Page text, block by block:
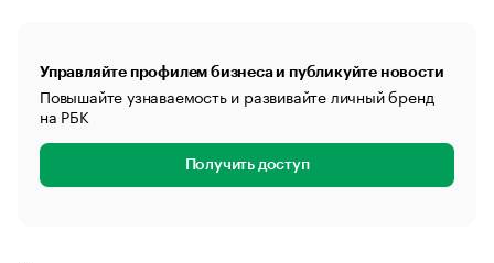
Управляйте профилем бизнеса и публикуйте новости
Повышайте узнаваемость и развивайте личный бренд
на РБК
Получить доступ